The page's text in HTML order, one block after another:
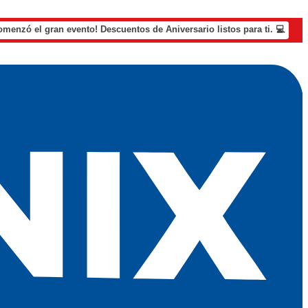
el gran evento! Descuentos de Aniversario listos para ti. 💻